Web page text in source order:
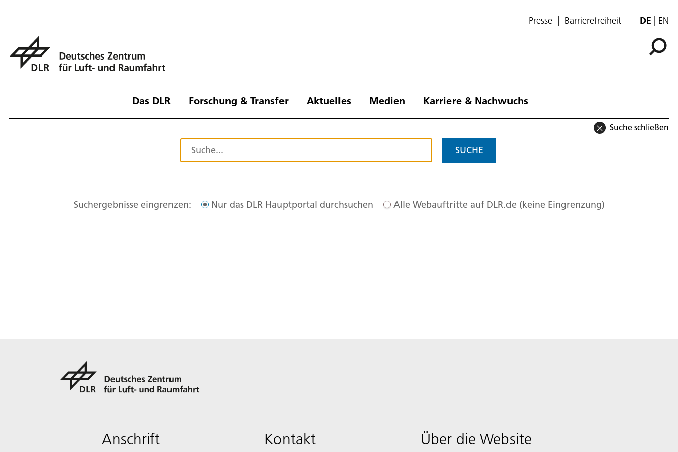
Presse Barrierefreiheit DE EN
Das DLR Forschung & Transfer Aktuelles Medien Karriere & Nachwuchs
Suche schließen
SUCHE
Suchergebnisse eingrenzen: Nur das DLR Hauptportal durchsuchen Alle Webauftritte auf DLR.de (keine Eingrenzung)
Anschrift Kontakt Über die Website